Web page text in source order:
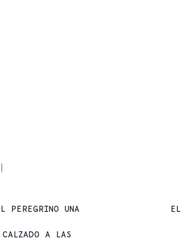
PEREGRINO UNA
A LAS